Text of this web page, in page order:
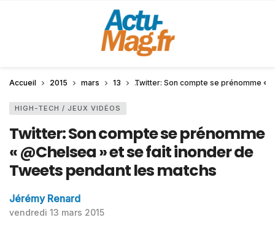
Accueil 2015 mars 13 Twitter: Son compte se prénomme «
HIGH-TECH / JEUX VIDÉOS
Twitter: Son compte se prénomme
« @Chelsea » et se fait inonder de
Tweets pendant les matchs
Jérémy Renard
vendredi 13 mars 2015